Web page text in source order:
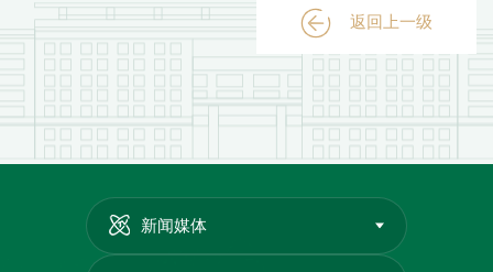
返回上一级
新闻媒体